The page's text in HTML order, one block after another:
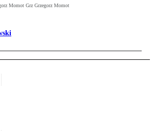
Momot Grz Grzegorz Momot